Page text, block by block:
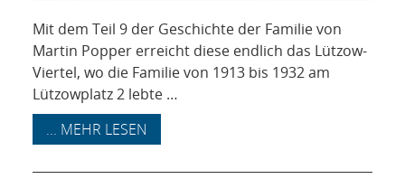
Mit dem Teil 9 der Geschichte der Familie von
Martin Popper erreicht diese endlich das Lützow-
Viertel, wo die Familie von 1913 bis 1932 am
Lützowplatz 2 lebte …
... MEHR LESEN